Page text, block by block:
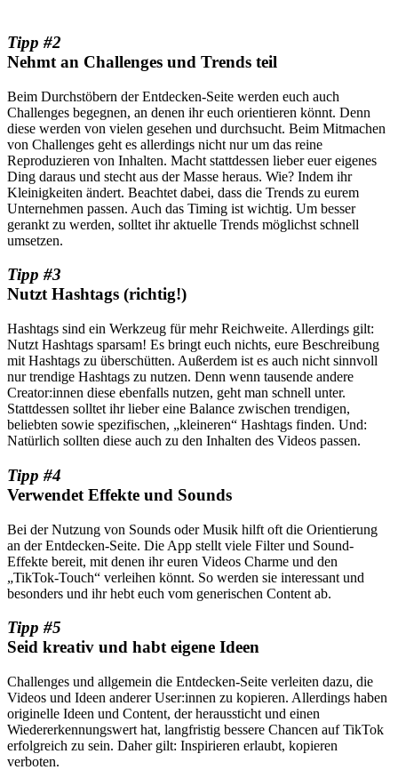
Tipp #2
Nehmt an Challenges und Trends teil
Beim Durchstöbern der Entdecken-Seite werden euch auch
Challenges begegnen, an denen ihr euch orientieren könnt. Denn
diese werden von vielen gesehen und durchsucht. Beim Mitmachen
von Challenges geht es allerdings nicht nur um das reine
Reproduzieren von Inhalten. Macht stattdessen lieber euer eigenes
Ding daraus und stecht aus der Masse heraus. Wie? Indem ihr
Kleinigkeiten ändert. Beachtet dabei, dass die Trends zu eurem
Unternehmen passen. Auch das Timing ist wichtig. Um besser
gerankt zu werden, solltet ihr aktuelle Trends möglichst schnell
umsetzen.
Tipp #3
Nutzt Hashtags (richtig!)
Hashtags sind ein Werkzeug für mehr Reichweite. Allerdings gilt:
Nutzt Hashtags sparsam! Es bringt euch nichts, eure Beschreibung
mit Hashtags zu überschütten. Außerdem ist es auch nicht sinnvoll
nur trendige Hashtags zu nutzen. Denn wenn tausende andere
Creator:innen diese ebenfalls nutzen, geht man schnell unter.
Stattdessen solltet ihr lieber eine Balance zwischen trendigen,
beliebten sowie spezifischen, „kleineren“ Hashtags finden. Und:
Natürlich sollten diese auch zu den Inhalten des Videos passen.
Tipp #4
Verwendet Effekte und Sounds
Bei der Nutzung von Sounds oder Musik hilft oft die Orientierung
an der Entdecken-Seite. Die App stellt viele Filter und Sound-
Effekte bereit, mit denen ihr euren Videos Charme und den
„TikTok-Touch“ verleihen könnt. So werden sie interessant und
besonders und ihr hebt euch vom generischen Content ab.
Tipp #5
Seid kreativ und habt eigene Ideen
Challenges und allgemein die Entdecken-Seite verleiten dazu, die
Videos und Ideen anderer User:innen zu kopieren. Allerdings haben
originelle Ideen und Content, der heraussticht und einen
Wiedererkennungswert hat, langfristig bessere Chancen auf TikTok
erfolgreich zu sein. Daher gilt: Inspirieren erlaubt, kopieren
verboten.